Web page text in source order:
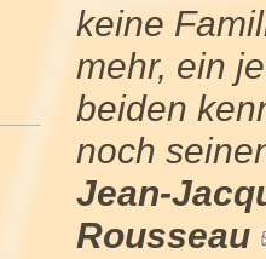
keine
mehr, ein
beiden
noch
Jean-
Rousseau